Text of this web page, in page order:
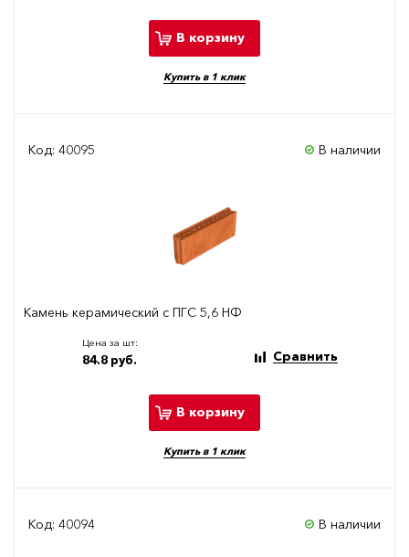
В корзину
Купить в 1 клик
Код: 40095 В наличии
Камень керамический с ПГС 5,6 НФ
Цена за шт:
84.8 руб. Сравнить
В корзину
Купить в 1 клик
Код: 40094 В наличии